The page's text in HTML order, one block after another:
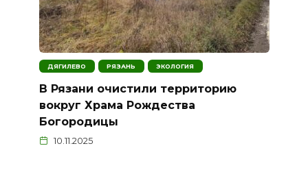
ДЯГИЛЕВО РЯЗАНЬ ЭКОЛОГИЯ
В Рязани очистили территорию
вокруг Храма Рождества
Богородицы
10.11.2025